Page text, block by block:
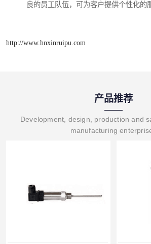
良的员工队伍，可为客户提供个性化的
http://www.hnxinruipu.com
产品推荐
Development, design, production and
manufacturing